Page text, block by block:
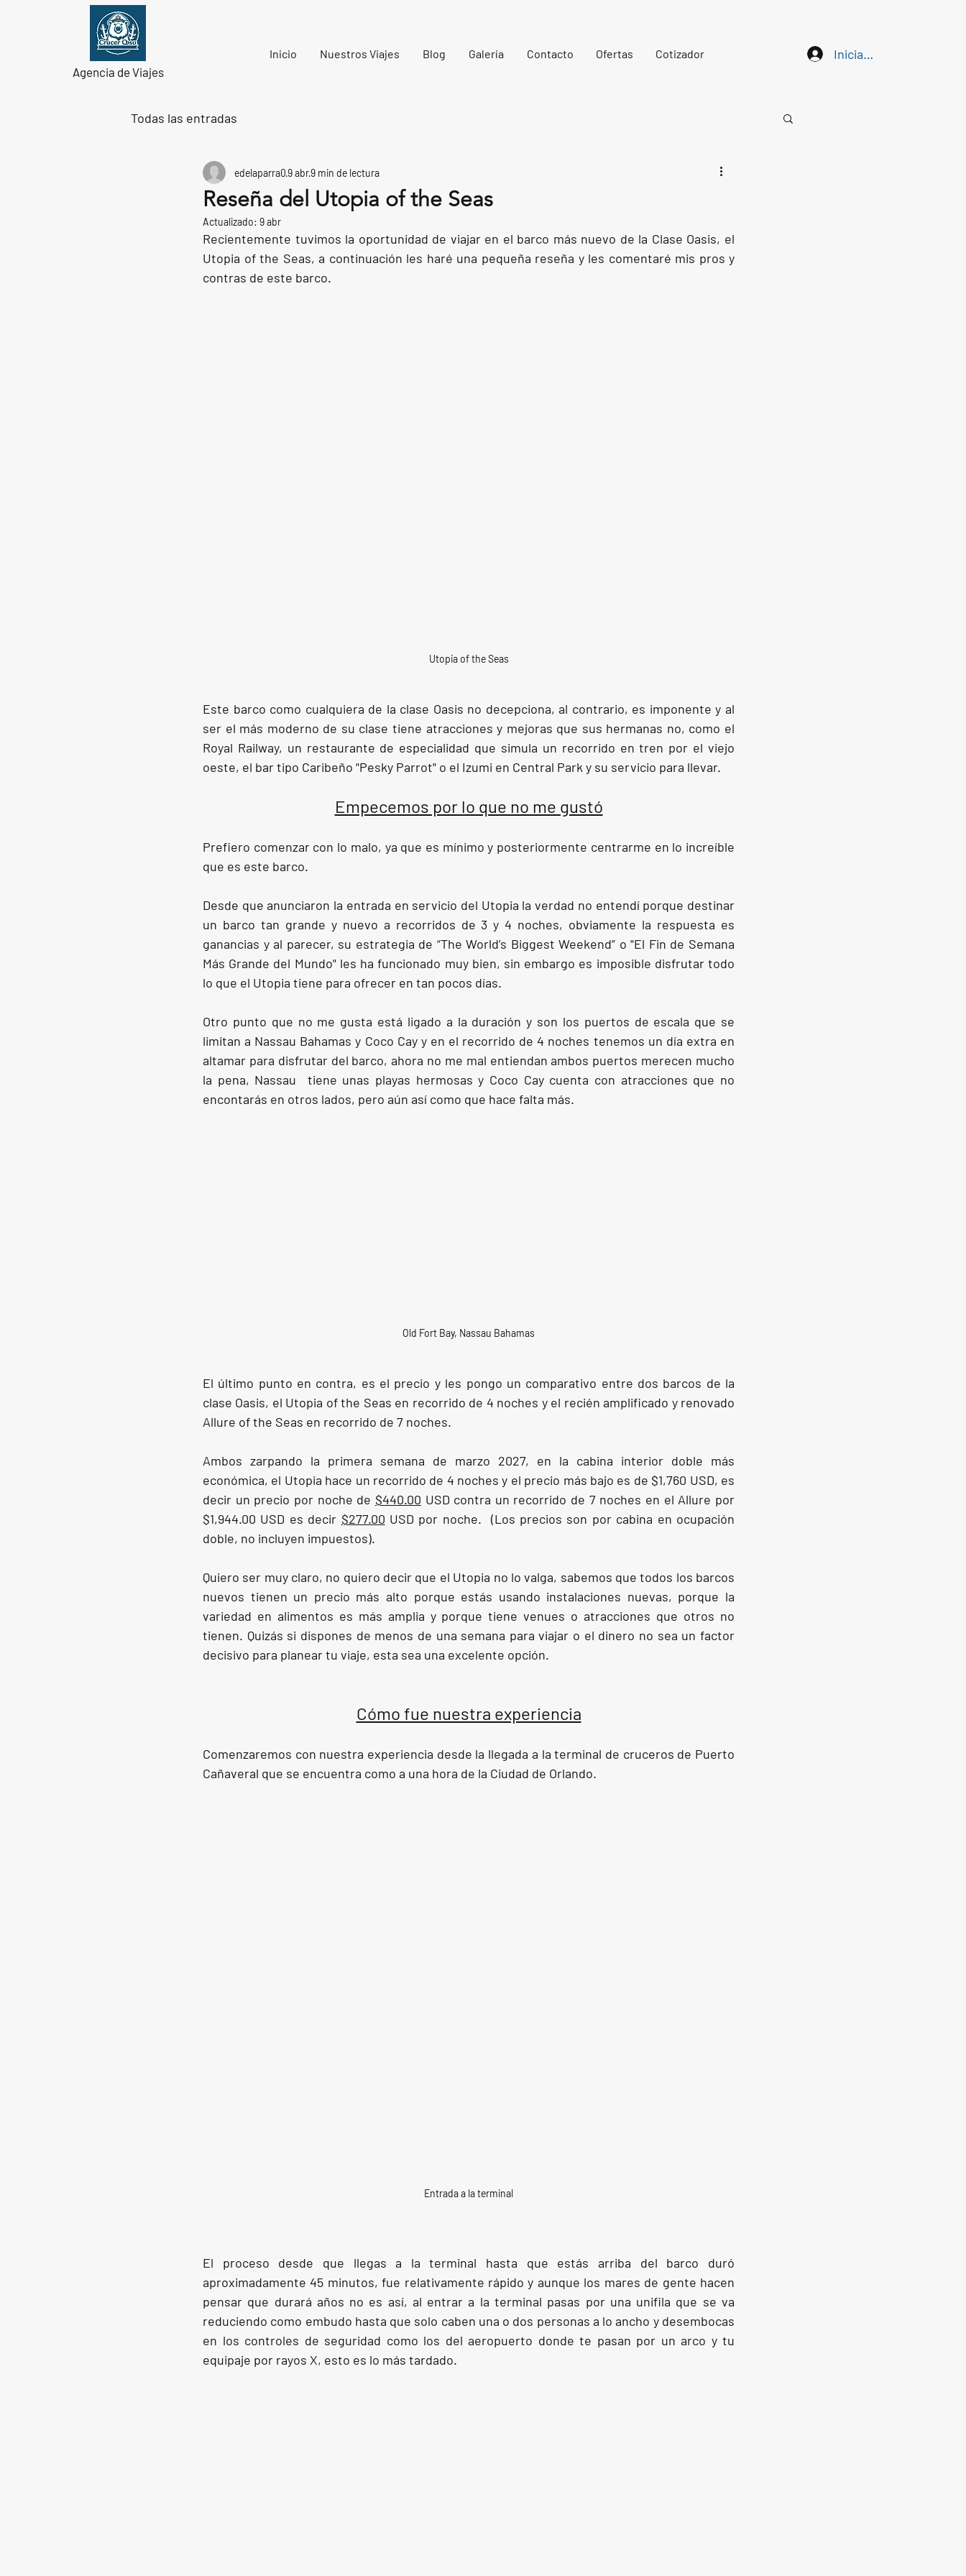
Agencia de Viajes
Inicio Nuestros Viajes Blog Galería Contacto Ofertas Cotizador Iniciar sesión
Todas las entradas
Reseña del Utopia of the Seas
edelaparra09 abr9 min de lectura
Actualizado: 9 abr
Recientemente tuvimos la oportunidad de viajar en el barco más nuevo de la Clase Oasis, el
Utopia of the Seas, a continuación les haré una pequeña reseña y les comentaré mis pros y
contras de este barco.
Utopia of the Seas
Este barco como cualquiera de la clase Oasis no decepciona, al contrario, es imponente y al
ser el más moderno de su clase tiene atracciones y mejoras que sus hermanas no, como el
Royal Railway, un restaurante de especialidad que simula un recorrido en tren por el viejo
oeste, el bar tipo Caribeño "Pesky Parrot" o el Izumi en Central Park y su servicio para llevar.
Empecemos por lo que no me gustó
Prefiero comenzar con lo malo, ya que es mínimo y posteriormente centrarme en lo increíble
que es este barco.
Desde que anunciaron la entrada en servicio del Utopia la verdad no entendí porque destinar
un barco tan grande y nuevo a recorridos de 3 y 4 noches, obviamente la respuesta es
ganancias y al parecer, su estrategia de “The World’s Biggest Weekend” o "El Fin de Semana
Más Grande del Mundo" les ha funcionado muy bien, sin embargo es imposible disfrutar todo
lo que el Utopia tiene para ofrecer en tan pocos días.
Otro punto que no me gusta está ligado a la duración y son los puertos de escala que se
limitan a Nassau Bahamas y Coco Cay y en el recorrido de 4 noches tenemos un día extra en
altamar para disfrutar del barco, ahora no me mal entiendan ambos puertos merecen mucho
la pena, Nassau  tiene unas playas hermosas y Coco Cay cuenta con atracciones que no
encontarás en otros lados, pero aún así como que hace falta más.
Old Fort Bay, Nassau Bahamas
El último punto en contra, es el precio y les pongo un comparativo entre dos barcos de la
clase Oasis, el Utopia of the Seas en recorrido de 4 noches y el recién amplificado y renovado
Allure of the Seas en recorrido de 7 noches.
Ambos zarpando la primera semana de marzo 2027, en la cabina interior doble más
económica, el Utopia hace un recorrido de 4 noches y el precio más bajo es de $1,760 USD, es
decir un precio por noche de $440.00 USD contra un recorrido de 7 noches en el Allure por
$1,944.00 USD es decir $277.00 USD por noche.  (Los precios son por cabina en ocupación
doble, no incluyen impuestos).
Quiero ser muy claro, no quiero decir que el Utopia no lo valga, sabemos que todos los barcos
nuevos tienen un precio más alto porque estás usando instalaciones nuevas, porque la
variedad en alimentos es más amplia y porque tiene venues o atracciones que otros no
tienen. Quizás si dispones de menos de una semana para viajar o el dinero no sea un factor
decisivo para planear tu viaje, esta sea una excelente opción.
Cómo fue nuestra experiencia
Comenzaremos con nuestra experiencia desde la llegada a la terminal de cruceros de Puerto
Cañaveral que se encuentra como a una hora de la Ciudad de Orlando.
Entrada a la terminal
El proceso desde que llegas a la terminal hasta que estás arriba del barco duró
aproximadamente 45 minutos, fue relativamente rápido y aunque los mares de gente hacen
pensar que durará años no es así, al entrar a la terminal pasas por una unifila que se va
reduciendo como embudo hasta que solo caben una o dos personas a lo ancho y desembocas
en los controles de seguridad como los del aeropuerto donde te pasan por un arco y tu
equipaje por rayos X, esto es lo más tardado.